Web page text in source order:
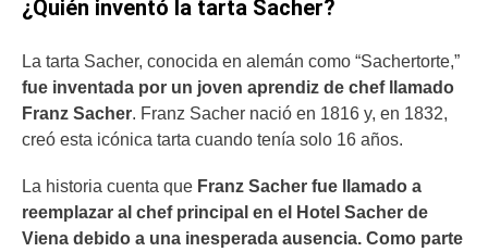
¿Quién inventó la tarta Sacher?
La tarta Sacher, conocida en alemán como “Sachertorte,”
fue inventada por un joven aprendiz de chef llamado
Franz Sacher. Franz Sacher nació en 1816 y, en 1832,
creó esta icónica tarta cuando tenía solo 16 años.
La historia cuenta que Franz Sacher fue llamado a
reemplazar al chef principal en el Hotel Sacher de
Viena debido a una inesperada ausencia. Como parte